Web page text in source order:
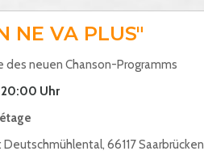
NE VA PLUS"
des neuen Chanson-Programms
Beginn: 20:00 Uhr
Deutschmühlental, 66117 Saarbrücken